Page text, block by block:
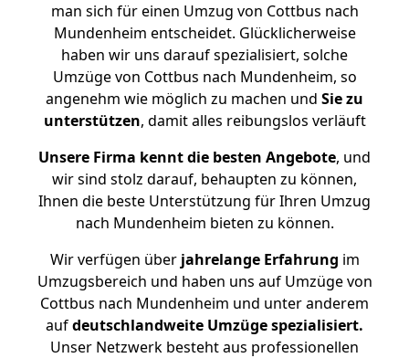
man sich für einen Umzug von Cottbus nach
Mundenheim entscheidet. Glücklicherweise
haben wir uns darauf spezialisiert, solche
Umzüge von Cottbus nach Mundenheim, so
angenehm wie möglich zu machen und Sie zu
unterstützen, damit alles reibungslos verläuft
Unsere Firma kennt die besten Angebote, und
wir sind stolz darauf, behaupten zu können,
Ihnen die beste Unterstützung für Ihren Umzug
nach Mundenheim bieten zu können.
Wir verfügen überjahrelange Erfahrung im
Umzugsbereich und haben uns auf Umzüge von
Cottbus nach Mundenheim und unter anderem
aufdeutschlandweite Umzüge spezialisiert.
Unser Netzwerk besteht aus professionellen